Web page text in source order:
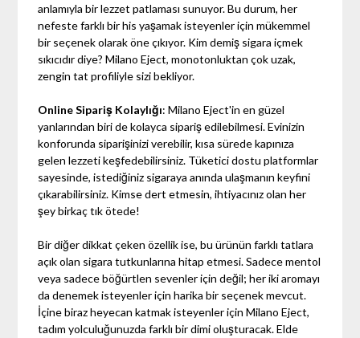
anlamıyla bir lezzet patlaması sunuyor. Bu durum, her
nefeste farklı bir his yaşamak isteyenler için mükemmel
bir seçenek olarak öne çıkıyor. Kim demiş sigara içmek
sıkıcıdır diye? Milano Eject, monotonluktan çok uzak,
zengin tat profiliyle sizi bekliyor.
Online Sipariş Kolaylığı: Milano Eject'in en güzel
yanlarından biri de kolayca sipariş edilebilmesi. Evinizin
konforunda siparişinizi verebilir, kısa sürede kapınıza
gelen lezzeti keşfedebilirsiniz. Tüketici dostu platformlar
sayesinde, istediğiniz sigaraya anında ulaşmanın keyfini
çıkarabilirsiniz. Kimse dert etmesin, ihtiyacınız olan her
şey birkaç tık ötede!
Bir diğer dikkat çeken özellik ise, bu ürünün farklı tatlara
açık olan sigara tutkunlarına hitap etmesi. Sadece mentol
veya sadece böğürtlen sevenler için değil; her iki aromayı
da denemek isteyenler için harika bir seçenek mevcut.
İçine biraz heyecan katmak isteyenler için Milano Eject,
tadım yolculuğunuzda farklı bir dimi oluşturacak. Elde